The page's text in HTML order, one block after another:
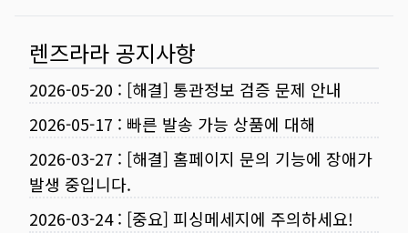
렌즈라라 공지사항
2026-05-20 : [해결] 통관정보 검증 문제 안내
2026-05-17 : 빠른 발송 가능 상품에 대해
2026-03-27 : [해결] 홈페이지 문의 기능에 장애가
발생 중입니다.
2026-03-24: [중요] 피싱메세지에 주의하세요!